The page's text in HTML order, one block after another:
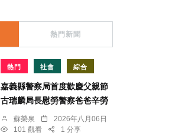
熱門新聞
熱門 社會 綜合
嘉義縣警察局首度歡慶父親節
古瑞麟局長慰勞警察爸爸辛勞
蘇榮泉
2026年八月06日
101 觀看
1 分享